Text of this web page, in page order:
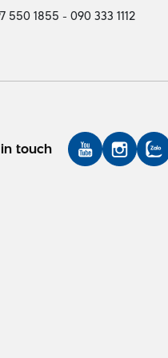
550 1855 - 090 333 1112
touch